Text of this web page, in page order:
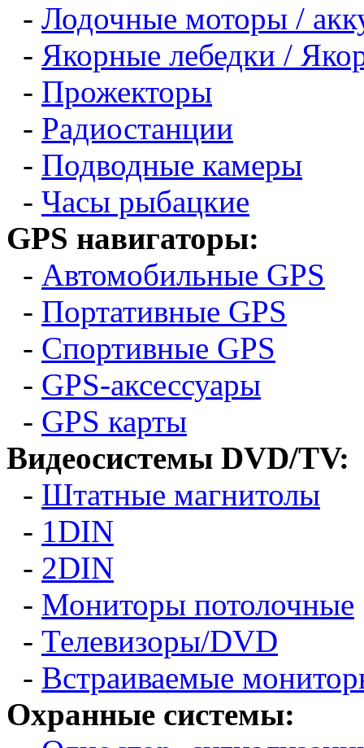
- Лодочные моторы /
- Якорные лебедки /
- Прожекторы
- Радиостанции
- Подводные камеры
- Часы рыбацкие
GPS навигаторы:
- Автомобильные GPS
- Портативные GPS
- Спортивные GPS
- GPS-аксессуары
- GPS карты
Видеосистемы DVD/TV:
- Штатные магнитолы
- 1DIN
- 2DIN
- Мониторы потолочные
- Телевизоры/DVD
- Встраиваемые
Охранные системы: